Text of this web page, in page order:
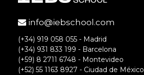
info@iebschool.com
(+34) 919 058 055 - Madrid
(+34) 931 833 199 - Barcelona
(+59) 8 2711 6748 - Montevideo
(+52) 55 1163 8927 - Ciudad de México